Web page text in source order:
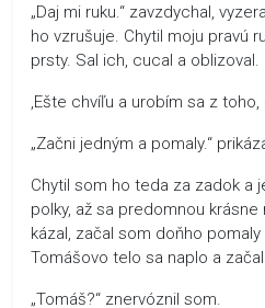
„Daj mi ruku.“ zavzdychal,
ho vzrušuje. Chytil moju pravú
prsty. Sal ich, cucal a oblizoval.
,Ešte chvíľu a urobím sa z
„Začni jedným a pomaly.“
Chytil som ho teda za zadok a
polky, až sa predomnou
kázal, začal som doňho pomaly
Tomášovo telo sa naplo a
„Tomáš?“ znervóznil som.